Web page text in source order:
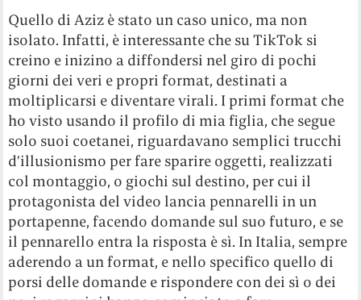
Quello di Aziz è stato un caso unico, ma non
isolato. Infatti, è interessante che su TikTok si
creino e inizino a diffondersi nel giro di pochi
giorni dei veri e propri format, destinati a
moltiplicarsi e diventare virali. I primi format che
ho visto usando il profilo di mia figlia, che segue
solo suoi coetanei, riguardavano semplici trucchi
d’illusionismo per fare sparire oggetti, realizzati
col montaggio, o giochi sul destino, per cui il
protagonista del video lancia pennarelli in un
portapenne, facendo domande sul suo futuro, e se
il pennarello entra la risposta è sì. In Italia, sempre
aderendo a un format, e nello specifico quello di
porsi delle domande e rispondere con dei sì o dei